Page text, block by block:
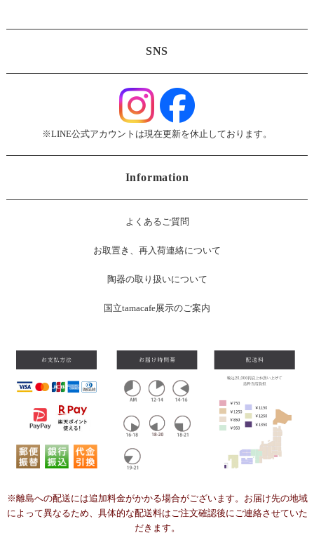
SNS
※LINE公式アカウントは現在更新を休止しております。
Information
よくあるご質問
お取置き、再入荷連絡について
陶器の取り扱いについて
国立tamacafe展示のご案内
※離島への配送には追加料金がかかる場合がございます。お届け先の地域
によって異なるため、具体的な配送料はご注文確認後にご連絡させていた
だきます。